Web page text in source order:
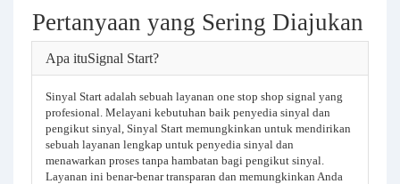
Pertanyaan yang Sering Diajukan
Apa ituSignal Start?
Sinyal Start adalah sebuah layanan one stop shop signal yang
profesional. Melayani kebutuhan baik penyedia sinyal dan
pengikut sinyal, Sinyal Start memungkinkan untuk mendirikan
sebuah layanan lengkap untuk penyedia sinyal dan
menawarkan proses tanpa hambatan bagi pengikut sinyal.
Layanan ini benar-benar transparan dan memungkinkan Anda